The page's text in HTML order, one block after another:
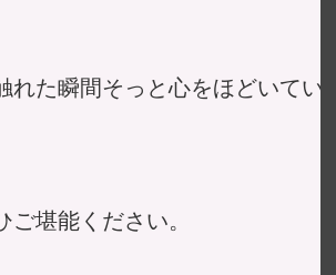
れた瞬間そっと心をほどいてい
堪能ください。